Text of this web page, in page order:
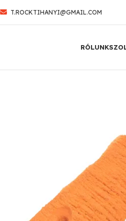
T.ROCKTIHANYI@GMAIL.COM
RÓLUNK